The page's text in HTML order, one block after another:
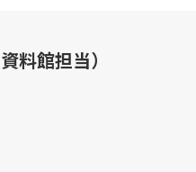
料館担当）